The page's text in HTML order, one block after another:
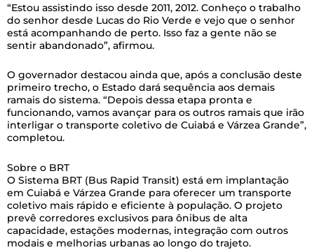
“Estou assistindo isso desde 2011, 2012. Conheço o trabalho
do senhor desde Lucas do Rio Verde e vejo que o senhor
está acompanhando de perto. Isso faz a gente não se
sentir abandonado”, afirmou.
O governador destacou ainda que, após a conclusão deste
primeiro trecho, o Estado dará sequência aos demais
ramais do sistema. “Depois dessa etapa pronta e
funcionando, vamos avançar para os outros ramais que irão
interligar o transporte coletivo de Cuiabá e Várzea Grande”,
completou.
Sobre o BRT
O Sistema BRT (Bus Rapid Transit) está em implantação
em Cuiabá e Várzea Grande para oferecer um transporte
coletivo mais rápido e eficiente à população. O projeto
prevê corredores exclusivos para ônibus de alta
capacidade, estações modernas, integração com outros
modais e melhorias urbanas ao longo do trajeto.